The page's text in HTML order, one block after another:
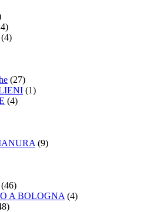
(4)
(27)
(1)
(4)
(9)
(46)
A BOLOGNA (4)